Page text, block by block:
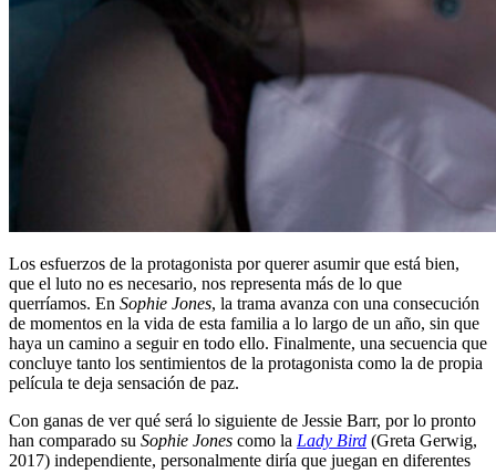
Los esfuerzos de la protagonista por querer asumir que está bien,
que el luto no es necesario, nos representa más de lo que
querríamos. En Sophie Jones, la trama avanza con una consecución
de momentos en la vida de esta familia a lo largo de un año, sin que
haya un camino a seguir en todo ello. Finalmente, una secuencia que
concluye tanto los sentimientos de la protagonista como la de propia
película te deja sensación de paz.
Con ganas de ver qué será lo siguiente de Jessie Barr, por lo pronto
han comparado su Sophie Jones como la Lady Bird (Greta Gerwig,
2017) independiente, personalmente diría que juegan en diferentes